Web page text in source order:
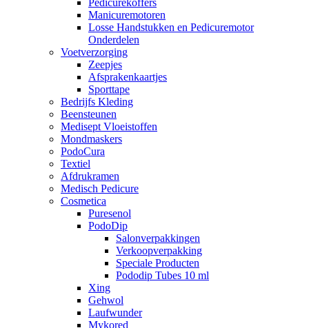
Manicuremotoren
Losse Handstukken en Pedicuremotor
Onderdelen
Voetverzorging
Zeepjes
Afsprakenkaartjes
Sporttape
Bedrijfs Kleding
Beensteunen
Medisept Vloeistoffen
Mondmaskers
PodoCura
Textiel
Afdrukramen
Medisch Pedicure
Cosmetica
Puresenol
PodoDip
Salonverpakkingen
Verkoopverpakking
Speciale Producten
Pododip Tubes 10 ml
Xing
Gehwol
Laufwunder
Mykored